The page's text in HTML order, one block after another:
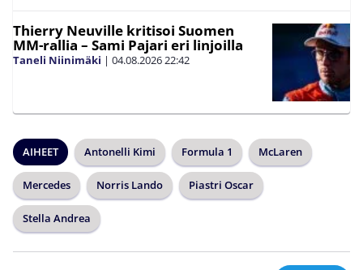
Thierry Neuville kritisoi Suomen
MM-rallia – Sami Pajari eri linjoilla
Taneli Niinimäki | 04.08.202622:42
AIHEET Antonelli Kimi Formula 1 McLaren
Mercedes Norris Lando Piastri Oscar
Stella Andrea